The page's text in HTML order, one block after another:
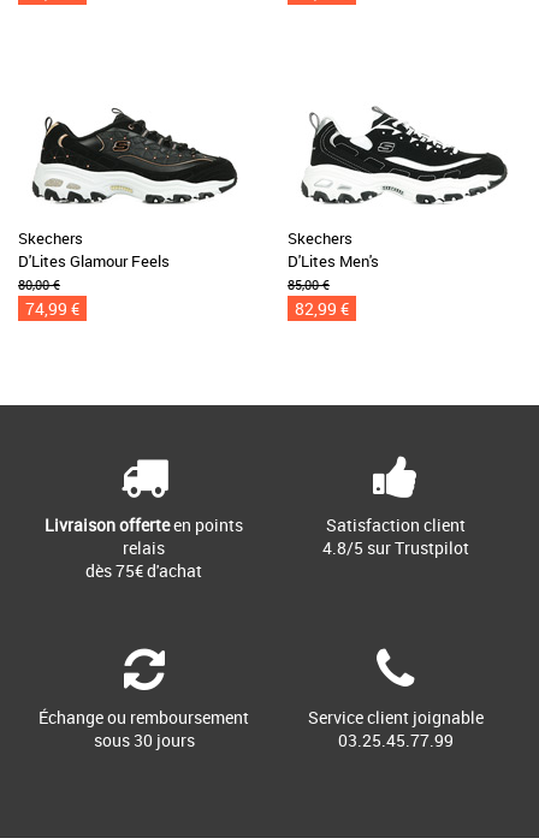
Skechers
D'Lites Glamour Feels
80,00 €
74,99 €
Skechers
D'Lites Men's
85,00 €
82,99 €
Livraison offerteen points
relais
dès 75€ d'achat
Satisfaction client
4.8/5 sur Trustpilot
Échange ou remboursement
sous 30 jours
Service client joignable
03.25.45.77.99